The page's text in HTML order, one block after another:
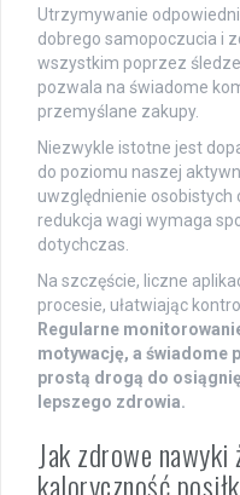
Utrzymywanie
dobrego samopoczucia i
wszystkim poprzez
pozwala na świadome
przemyślane zakupy.
Niezwykle istotne jest
do poziomu naszej
uwzględnienie osobistych
redukcja wagi wymaga
dotychczas.
Na szczęście, liczne
procesie, ułatwiając
Regularne
motywację, a świadome
prostą drogą do
lepszego zdrowia.
Jak zdrowe nawyki
kaloryczność